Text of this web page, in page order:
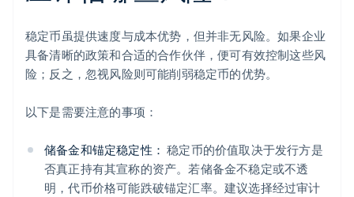
稳定币虽提供速度与成本优势，但并非无风险。如果企业
具备清晰的政策和合适的合作伙伴，便可有效控制这些风
险；反之，忽视风险则可能削弱稳定币的优势。
以下是需要注意的事项：
储备金和锚定稳定性： 稳定币的价值取决于发行方是
否真正持有其宣称的资产。若储备金不稳定或不透
明，代币价格可能跌破锚定汇率。建议选择经过审计